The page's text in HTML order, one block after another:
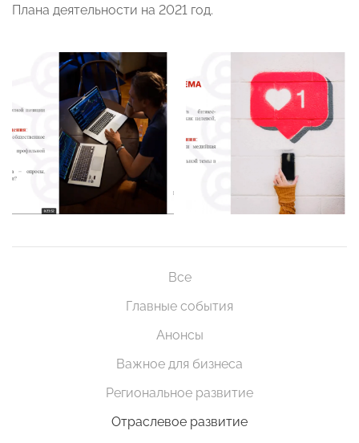
Плана деятельности на 2021 год.
Все
Главные события
Анонсы
Важное для бизнеса
Региональное развитие
Отраслевое развитие